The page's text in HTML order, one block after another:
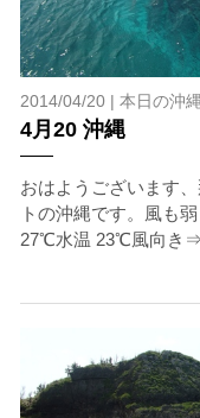
2014/04/20 | 本日の沖縄
4月20 沖縄
おはようございます
トの沖縄です。風も
27℃水温 23℃風向き⇒